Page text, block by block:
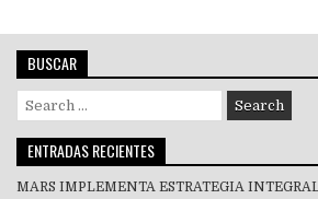
BUSCAR
Search
for:
ENTRADAS RECIENTES
MARS IMPLEMENTA ESTRATEGIA